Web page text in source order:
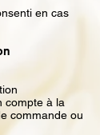
en cas
compte à la
commande ou